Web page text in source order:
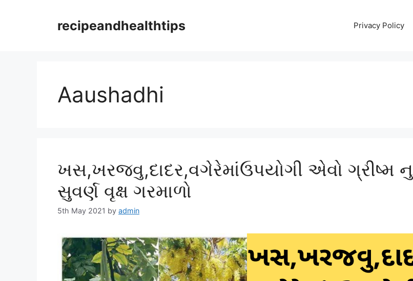
recipeandhealthtips Privacy Policy
Aaushadhi
ખસ,ખરજવુ,દાદર,વગેરેમાંઉપયોગી એવો ગ્રીષ્મ નુ
સુવર્ણ વૃક્ષ ગરમાળો
5th May 2021 by admin